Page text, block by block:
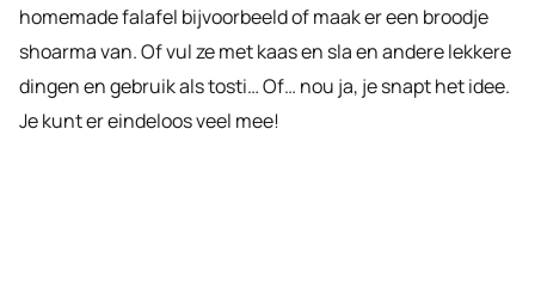
homemade falafel bijvoorbeeld of maak er een broodje
shoarma van. Of vul ze met kaas en sla en andere lekkere
dingen en gebruik als tosti… Of… nou ja, je snapt het idee.
Je kunt er eindeloos veel mee!